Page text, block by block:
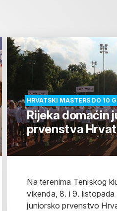
HRVATSKI MASTERS DO 10
Rijeka domaćin
prvenstva
Na terenima Teniskog
vikenda, 8. i 9.
juniorsko prvenstvo